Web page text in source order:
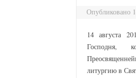
Опубликовано
14 августа
Господня,
литургию в